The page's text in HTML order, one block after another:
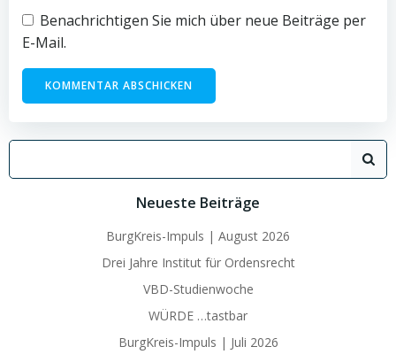
Benachrichtigen Sie mich über neue Beiträge per
E-Mail.
for:
Neueste Beiträge
BurgKreis-Impuls | August 2026
Drei Jahre Institut für Ordensrecht
VBD-Studienwoche
WÜRDE …tastbar
BurgKreis-Impuls | Juli 2026